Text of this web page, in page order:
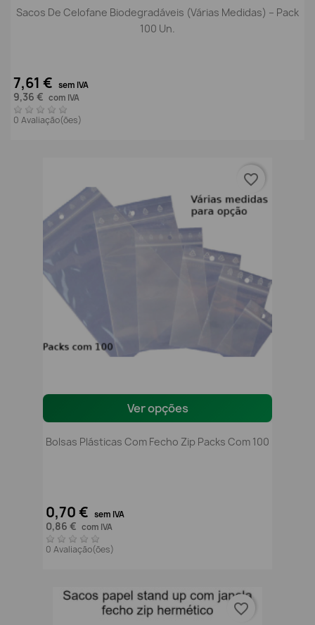
Sacos De Celofane Biodegradáveis (Várias Medidas) – Pack
100 Un.
7,61 € sem IVA
9,36 € com IVA
0 Avaliação(ões)
Ver opções
Bolsas Plásticas Com Fecho Zip Packs Com 100
0,70 € sem IVA
0,86 € com IVA
0 Avaliação(ões)
favorite_border
favorite_border